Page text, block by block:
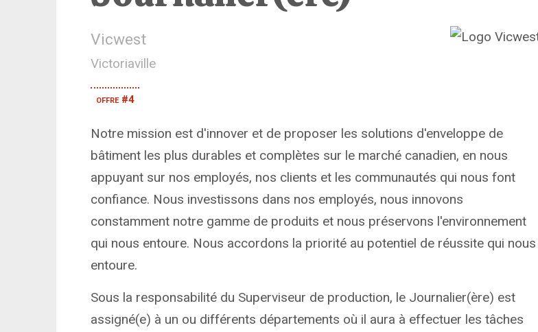
Vicwest
Victoriaville
offre #4
Notre mission est d'innover et de proposer les solutions d'enveloppe de
bâtiment les plus durables et complètes sur le marché canadien, en nous
appuyant sur nos employés, nos clients et les communautés qui nous font
confiance. Nous investissons dans nos employés, nous innovons
constamment notre gamme de produits et nous préservons l'environnement
qui nous entoure. Nous accordons la priorité au potentiel de réussite qui nous
entoure.
Sous la responsabilité du Superviseur de production, le Journalier(ère) est
assigné(e) à un ou différents départements où il aura à effectuer les tâches